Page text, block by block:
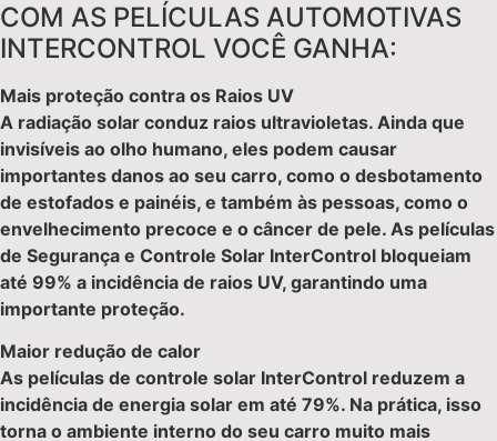
COM AS PELÍCULAS AUTOMOTIVAS
INTERCONTROL VOCÊ GANHA:
Mais proteção contra os Raios UV
A radiação solar conduz raios ultravioletas. Ainda que
invisíveis ao olho humano, eles podem causar
importantes danos ao seu carro, como o desbotamento
de estofados e painéis, e também às pessoas, como o
envelhecimento precoce e o câncer de pele. As películas
de Segurança e Controle Solar InterControl bloqueiam
até 99% a incidência de raios UV, garantindo uma
importante proteção.
Maior redução de calor
As películas de controle solar InterControl reduzem a
incidência de energia solar em até 79%. Na prática, isso
torna o ambiente interno do seu carro muito mais